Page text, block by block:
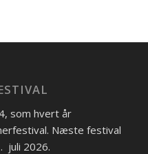
som hvert år
Næste festival
juli 2026.